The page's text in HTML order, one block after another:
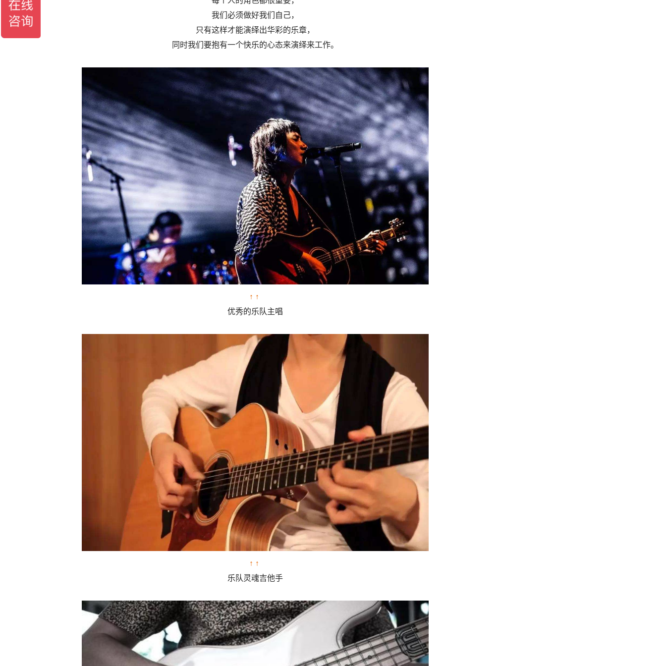
我们必须做好我们自己，
只有这样才能演绎出华彩的乐章，
同时我们要抱有一个快乐的心态来演绎来工作。
↑ ↑
优秀的乐队主唱
↑ ↑
乐队灵魂吉他手